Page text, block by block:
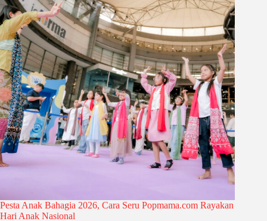
Pesta Anak Bahagia 2026, Cara Seru Popmama.com Rayakan
Hari Anak Nasional